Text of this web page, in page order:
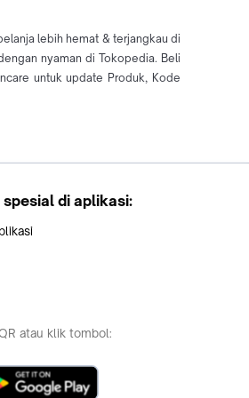
lebih hemat & terjangkau di
nyaman di Tokopedia. Beli
untuk update Produk, Kode
di aplikasi:
atau klik tombol: